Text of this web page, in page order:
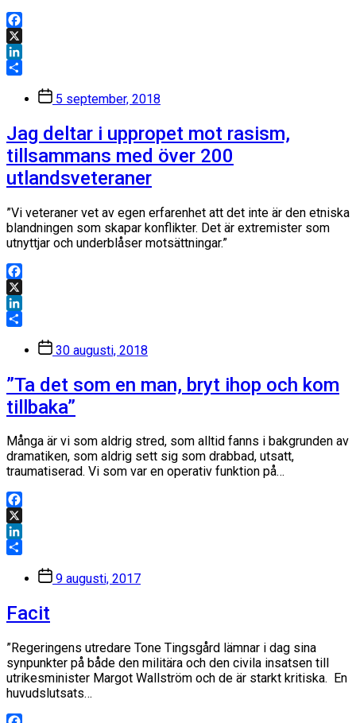
Facebook
X
LinkedIn
Inläggsdatum
5 september, 2018
Jag deltar i uppropet mot rasism,
tillsammans med över 200
utlandsveteraner
”Vi veteraner vet av egen erfarenhet att det inte är den etniska
blandningen som skapar konflikter. Det är extremister som
utnyttjar och underblåser motsättningar.”
Facebook
X
LinkedIn
Inläggsdatum
30 augusti, 2018
”Ta det som en man, bryt ihop och kom
tillbaka”
Många är vi som aldrig stred, som alltid fanns i bakgrunden av
dramatiken, som aldrig sett sig som drabbad, utsatt,
traumatiserad. Vi som var en operativ funktion på…
Facebook
X
LinkedIn
Inläggsdatum
9 augusti, 2017
Facit
”Regeringens utredare Tone Tingsgård lämnar i dag sina
synpunkter på både den militära och den civila insatsen till
utrikesminister Margot Wallström och de är starkt kritiska. En
huvudslutsats…